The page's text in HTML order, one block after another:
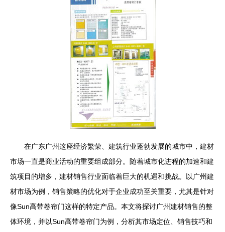
在广东广州这座经济繁荣、建筑行业蓬勃发展的城市中，建材
市场一直是商业活动的重要组成部分。随着城市化进程的加速和建
筑项目的增多，建材销售行业面临着巨大的机遇和挑战。以广州建
材市场为例，销售策略的优化对于企业成功至关重要，尤其是针对
像Sun高带卷帘门这样的特定产品。本文将探讨广州建材销售的整
体环境，并以Sun高带卷帘门为例，分析其市场定位、销售技巧和